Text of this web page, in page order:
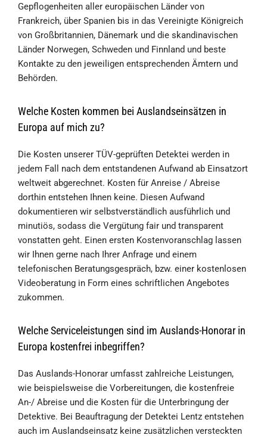
Gepflogenheiten aller europäischen Länder von
Frankreich, über Spanien bis in das Vereinigte Königreich
von Großbritannien, Dänemark und die skandinavischen
Länder Norwegen, Schweden und Finnland und beste
Kontakte zu den jeweiligen entsprechenden Ämtern und
Behörden.
Welche Kosten kommen bei Auslandseinsätzen in
Europa auf mich zu?
Die Kosten unserer TÜV-geprüften Detektei werden in
jedem Fall nach dem entstandenen Aufwand ab Einsatzort
weltweit abgerechnet. Kosten für Anreise / Abreise
dorthin entstehen Ihnen keine. Diesen Aufwand
dokumentieren wir selbstverständlich ausführlich und
minutiös, sodass die Vergütung fair und transparent
vonstatten geht. Einen ersten Kostenvoranschlag lassen
wir Ihnen gerne nach Ihrer Anfrage und einem
telefonischen Beratungsgespräch, bzw. einer kostenlosen
Videoberatung in Form eines schriftlichen Angebotes
zukommen.
Welche Serviceleistungen sind im Auslands-Honorar in
Europa kostenfrei inbegriffen?
Das Auslands-Honorar umfasst zahlreiche Leistungen,
wie beispielsweise die Vorbereitungen, die kostenfreie
An-/ Abreise und die Kosten für die Unterbringung der
Detektive. Bei Beauftragung der Detektei Lentz entstehen
auch im Auslandseinsatz keine zusätzlichen versteckten